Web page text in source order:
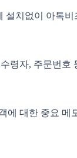
설치없이 아톡
령자, 주문번호
에 대한 중요